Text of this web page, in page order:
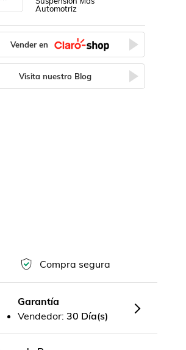
Automotriz
Vender en
Visita nuestro Blog
Compra segura
Garantía
Vendedor: 30 Día(s)